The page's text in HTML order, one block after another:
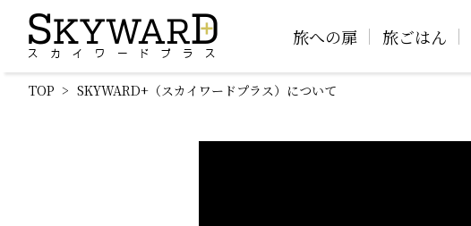
旅への扉 旅ごはん
TOP SKYWARD+（スカイワードプラス）について